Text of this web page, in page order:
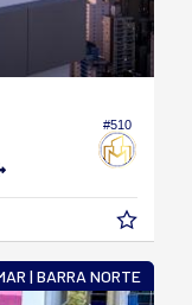
#510
| BARRA NORTE